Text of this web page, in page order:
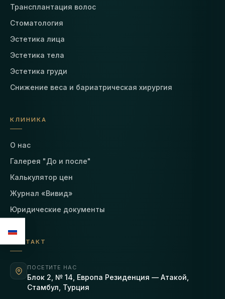
Трансплантация волос
Стоматология
Эстетика лица
Эстетика тела
Эстетика груди
Снижение веса и бариатрическая хирургия
КЛИНИКА
О нас
Галерея "До и после"
Калькулятор цен
Журнал «Вивид»
Юридические документы
КОНТАКТ
ПОСЕТИТЕ НАС
Блок 2, № 14, Европа Резиденция — Атакой,
Стамбул, Турция